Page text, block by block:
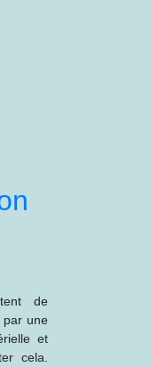
de
par une
et
cela.